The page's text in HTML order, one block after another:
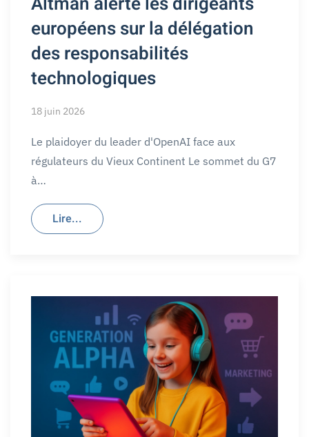
européens sur la délégation
des responsabilités
technologiques
18 juin 2026
Le plaidoyer du leader d'OpenAI face aux
régulateurs du Vieux Continent Le sommet du G7
à…
Lire...